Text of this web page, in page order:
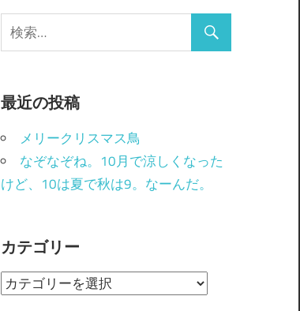
最近の投稿
メリークリスマス鳥
なぞなぞね。10月で涼しくなった
けど、10は夏で秋は9。なーんだ。
カテゴリー
カ